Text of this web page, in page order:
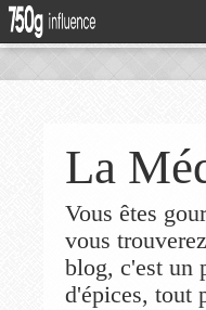
La
Vous êtes
vous
blog, c'est un
d'épices, tout